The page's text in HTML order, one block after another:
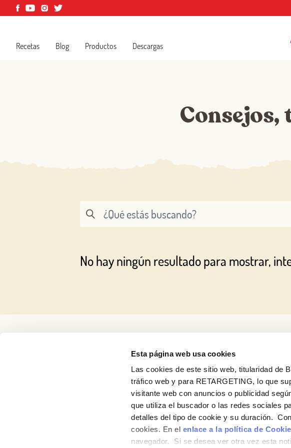
Esta página web usa cookies
Las cookies de este sitio web, titularidad de
tráfico web y para RETARGETING, lo que
visitante web con anuncios o publicidad
que utiliza el buscador o las redes sociales
detalles del tipo de cookie y su duración.
cookies. En el enlace a la política de
navegador. Si se desea ver otra vez esta
Recetas Blog Productos Descargas
Consejos,
No hay ningún resultado para mostrar,
¿Quieres
Suscríbete a
Newsletter